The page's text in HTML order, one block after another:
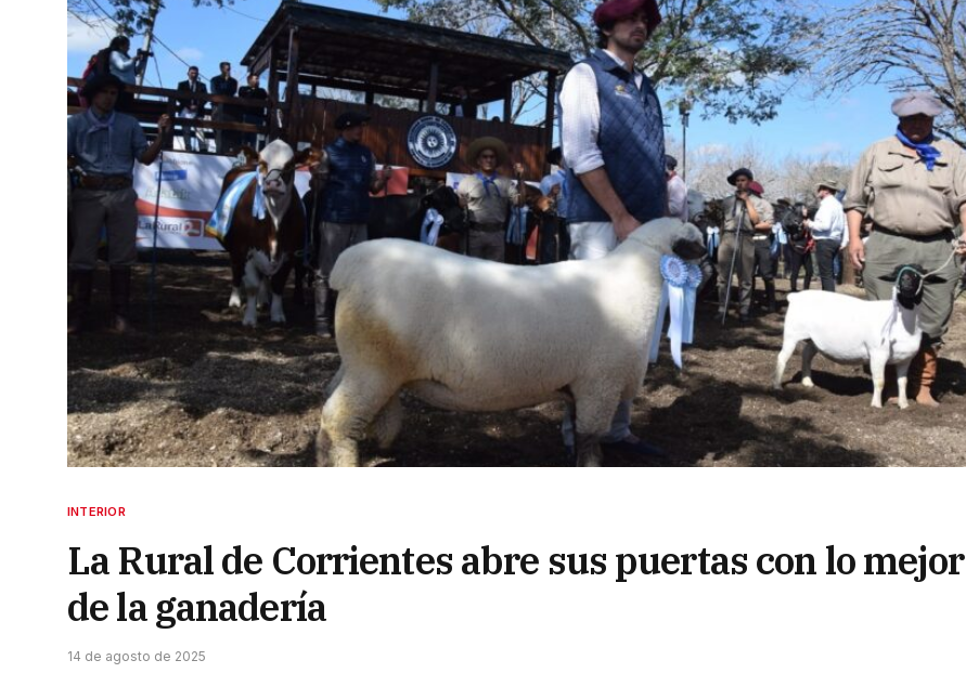
INTERIOR
La Rural de Corrientes abre sus puertas con lo mejor
de la ganadería
14 de agosto de 2025